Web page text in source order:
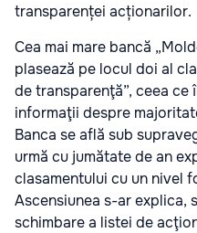
transparenței acționarilor.
Cea mai mare bancă
plasează pe locul doi al
de transparenţă”, ceea ce
informaţii despre
Banca se află sub
urmă cu jumătate de an
clasamentului cu un nivel
Ascensiunea s-ar explica,
schimbare a listei de